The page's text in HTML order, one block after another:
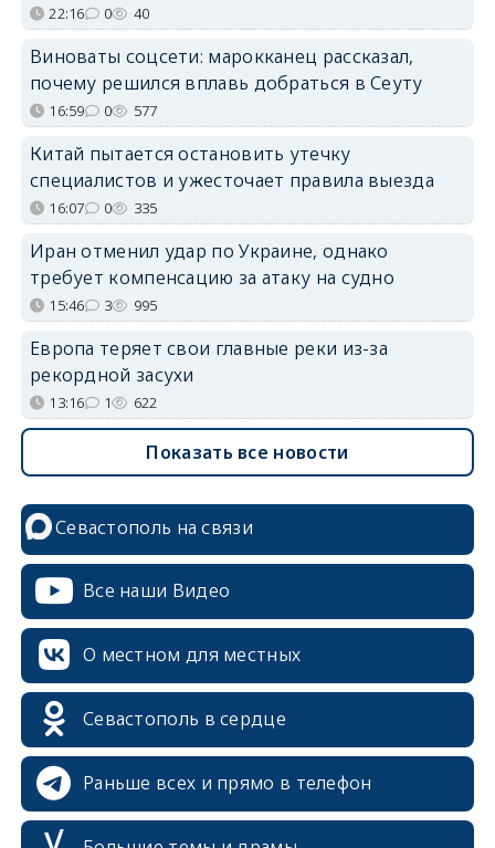
22:16 0 40
Виноваты соцсети: марокканец рассказал,
почему решился вплавь добраться в Сеуту
16:59 0 577
Китай пытается остановить утечку
специалистов и ужесточает правила выезда
16:07 0 335
Иран отменил удар по Украине, однако
требует компенсацию за атаку на судно
15:46 3 995
Европа теряет свои главные реки из-за
рекордной засухи
13:16 1 622
Показать все новости
Севастополь на связи
Все наши Видео
О местном для местных
Севастополь в сердце
Раньше всех и прямо в телефон